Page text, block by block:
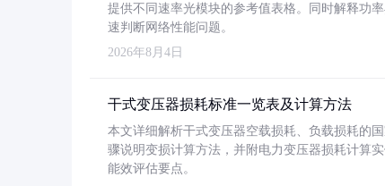
提供不同速率光模块的参考值表格。同时解释功
速判断网络性能问题。
2026年8月4日
干式变压器损耗标准一览表及计算方法
本文详细解析干式变压器空载损耗、负载损耗的
骤说明变损计算方法，并附电力变压器损耗计算
能效评估要点。